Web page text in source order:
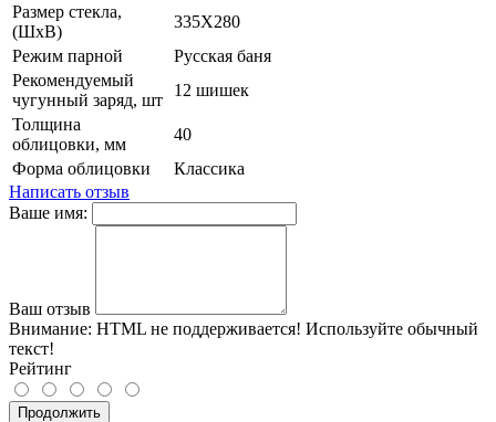
Размер стекла,
(ШхВ)
335Х280
Режим парной
Русская баня
Рекомендуемый
чугунный заряд, шт
12 шишек
Толщина
облицовки, мм
40
Форма облицовки
Классика
Написать отзыв
Ваше имя:
Ваш отзыв
Внимание: HTML не поддерживается! Используйте обычный
текст!
Рейтинг
Продолжить